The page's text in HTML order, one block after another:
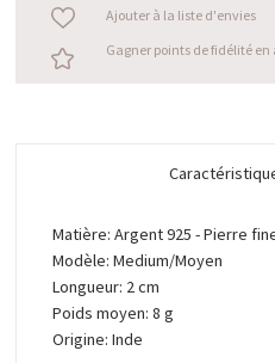
Ajouter à la liste d'envies
Gagner points de fidélité
Matière: Argent 925 - Pierre
Modèle: Medium/Moyen
Longueur: 2 cm
Poids moyen: 8 g
Origine: Inde